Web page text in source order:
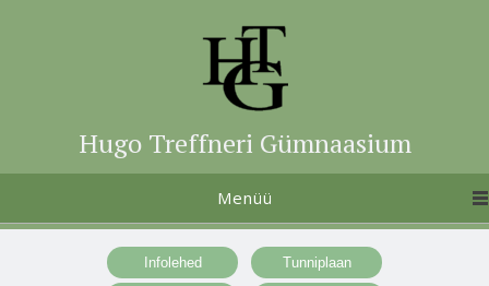
Hugo Treffneri Gümnaasium
Menüü